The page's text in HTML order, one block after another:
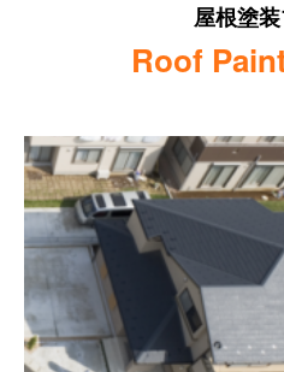
屋根塗
Roof